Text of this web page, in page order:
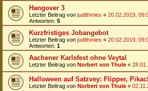
Hangover 3
Letzter Beitrag von judithmies « 20.02.2019,
Antworten: 5
Kurzfristiges Jobangebot
Letzter Beitrag von judithmies « 20.02.2019,
Antworten: 1
Aachener Karlsfest ohne Veytal
Letzter Beitrag von Norbert von Thule «
Halloween auf Satzvey: Flipper,
Letzter Beitrag von Norbert von Thule «